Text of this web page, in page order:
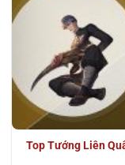
Top Tướng Liên